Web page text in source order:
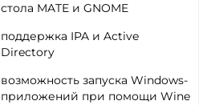
стола MATE и GNOME
поддержка IPA и Active
Directory
возможность запуска Windows-
приложений при помощи Wine